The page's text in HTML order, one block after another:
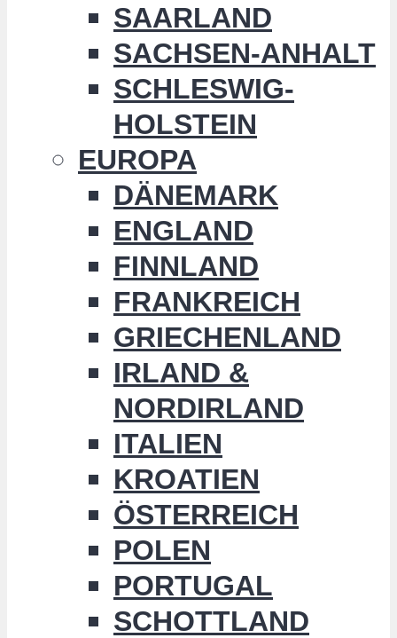
SAARLAND
SACHSEN-ANHALT
SCHLESWIG-
HOLSTEIN
EUROPA
DÄNEMARK
ENGLAND
FINNLAND
FRANKREICH
GRIECHENLAND
IRLAND &
NORDIRLAND
ITALIEN
KROATIEN
ÖSTERREICH
POLEN
PORTUGAL
SCHOTTLAND